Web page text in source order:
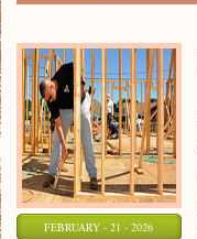
FEBRUARY - 21 - 2026